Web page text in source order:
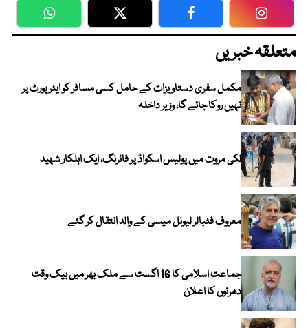
WhatsApp Twitter Facebook
متعلقہ خبریں
مکمل سفری دستاویزات کے حامل کسی مسافر کو ایئرپورٹ پر
نہیں روکا جائے گا، وزیر داخلہ
لکی مروت میں پولیس اسکواڈ پر فائرنگ، ایک اہلکار شہید
معروف فٹبالر لیونل میسی کے والد انتقال کر گئے
جماعت اسلامی کا 16 اگست سے ملک بھر میں بیک وقت
دھرنوں کا اعلان